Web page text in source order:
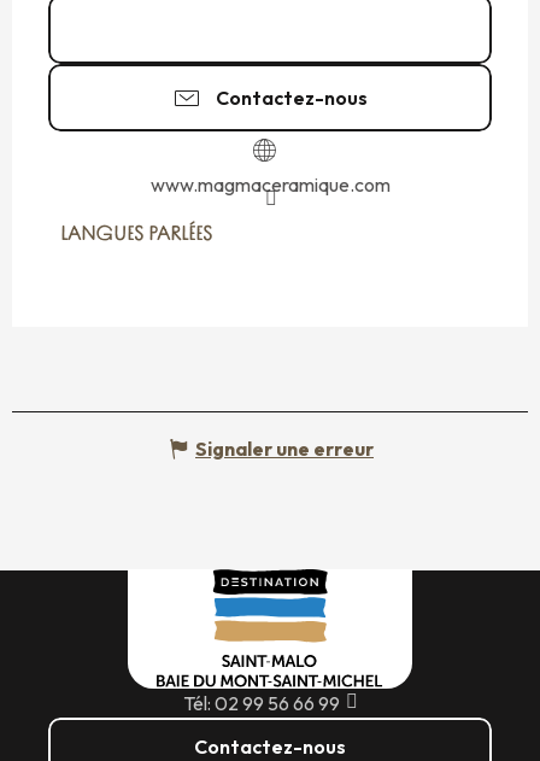
Contactez-nous
www.magmaceramique.com
LANGUES PARLÉES
LANGUES PARLÉES
Signaler une erreur
Tél: 02 99 56 66 99
Contactez-nous